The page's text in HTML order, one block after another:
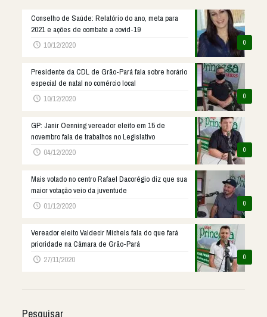
0
Conselho de Saúde: Relatório do ano, meta para
2021 e ações de combate a covid-19
10/12/2020
0
Presidente da CDL de Grão-Pará fala sobre horário
especial de natal no comércio local
10/12/2020
0
GP: Janir Oenning vereador eleito em 15 de
novembro fala de trabalhos no Legislativo
04/12/2020
0
Mais votado no centro Rafael Dacorégio diz que sua
maior votação veio da juventude
01/12/2020
0
Vereador eleito Valdecir Michels fala do que fará
prioridade na Câmara de Grão-Pará
27/11/2020
Pesquisar